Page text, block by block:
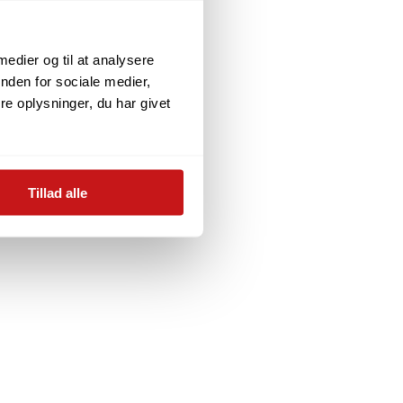
og til at analysere
for sociale medier,
oplysninger, du har givet
Tillad alle